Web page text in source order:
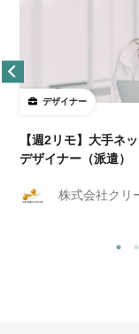
デザイナー
【週2リモ】大手ネ
デザイナー（派遣）
株式会社クリ